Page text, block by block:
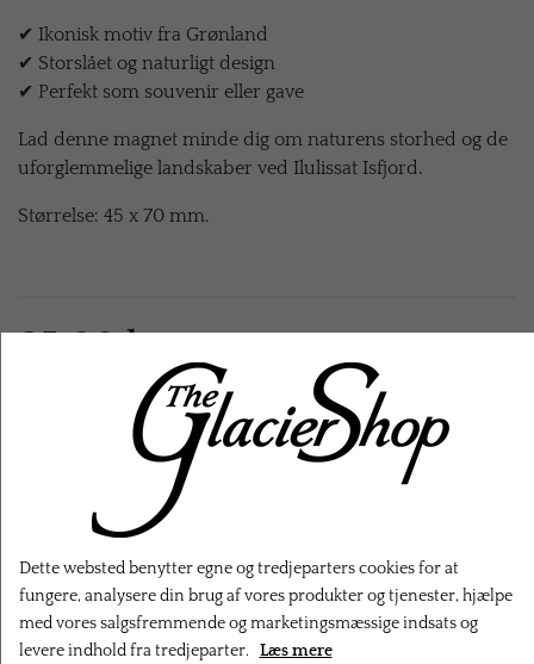
✔ Ikonisk motiv fra Grønland
✔ Storslået og naturligt design
✔ Perfekt som souvenir eller gave
Lad denne magnet minde dig om naturens storhed og de
uforglemmelige landskaber ved Ilulissat Isfjord.
Størrelse: 45 x 70 mm.
25,00 kr.
LÆG I KURV
Dette websted benytter egne og tredjeparters cookies for at
fungere, analysere din brug af vores produkter og tjenester, hjælpe
med vores salgsfremmende og marketingsmæssige indsats og
levere indhold fra tredjeparter. Læs mere